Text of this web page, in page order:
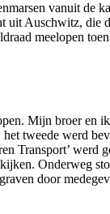
vanuit de
Auschwitz, die
meelopen
Mijn broer en
tweede werd
Transport’ werd
Onderweg
door